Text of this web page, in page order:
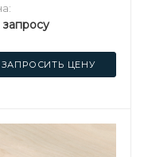
ЗАПРОСИТЬ ЦЕНУ